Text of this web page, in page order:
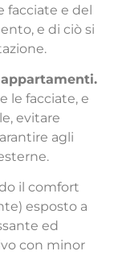
facciate e del
e di ciò si
le facciate, e
evitare
agli
il comfort
esposto a
ed
con minor